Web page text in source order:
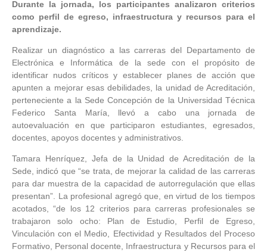
Durante la jornada, los participantes analizaron criterios
como perfil de egreso, infraestructura y recursos para el
aprendizaje.
Realizar un diagnóstico a las carreras del Departamento de
Electrónica e Informática de la sede con el propósito de
identificar nudos críticos y establecer planes de acción que
apunten a mejorar esas debilidades, la unidad de Acreditación,
perteneciente a la Sede Concepción de la Universidad Técnica
Federico Santa María, llevó a cabo una jornada de
autoevaluación en que participaron estudiantes, egresados,
docentes, apoyos docentes y administrativos.
Tamara Henríquez, Jefa de la Unidad de Acreditación de la
Sede, indicó que “se trata, de mejorar la calidad de las carreras
para dar muestra de la capacidad de autorregulación que ellas
presentan”. La profesional agregó que, en virtud de los tiempos
acotados, “de los 12 criterios para carreras profesionales se
trabajaron solo ocho: Plan de Estudio, Perfil de Egreso,
Vinculación con el Medio, Efectividad y Resultados del Proceso
Formativo, Personal docente, Infraestructura y Recursos para el